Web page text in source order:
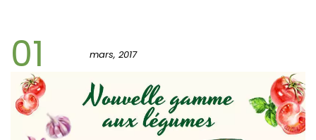
01 mars, 2017